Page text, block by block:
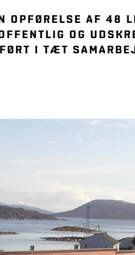
OPFØRELSE AF 48
OG
I TÆT